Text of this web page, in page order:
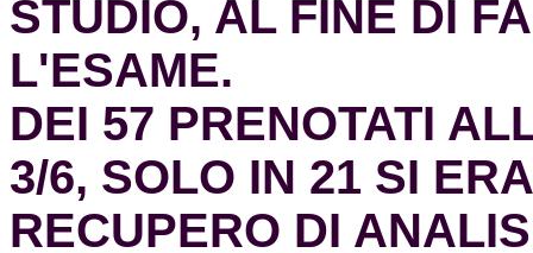
STUDIO, AL FINE DI
L'ESAME.
DEI 57 PRENOTATI
3/6, SOLO IN 21 SI
RECUPERO DI